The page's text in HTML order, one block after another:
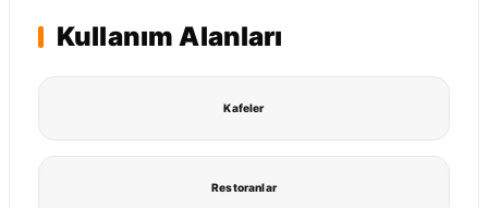
Kullanım Alanları
Kafeler
Restoranlar